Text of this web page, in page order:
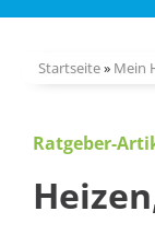
Startseite» Mein
Ratgeber-